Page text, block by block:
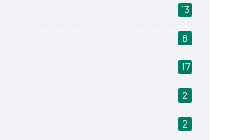
13
6
17
2
2